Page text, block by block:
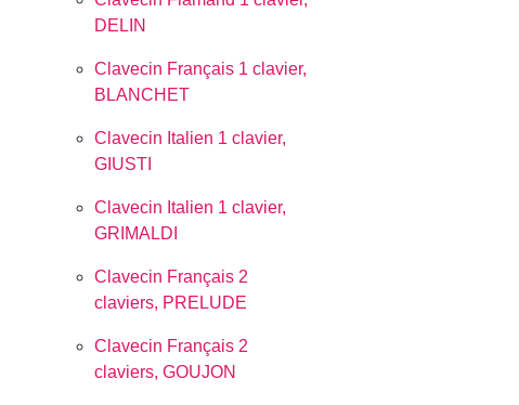
DELIN
Clavecin Français 1 clavier,
BLANCHET
Clavecin Italien 1 clavier,
GIUSTI
Clavecin Italien 1 clavier,
GRIMALDI
Clavecin Français 2
claviers, PRELUDE
Clavecin Français 2
claviers, GOUJON